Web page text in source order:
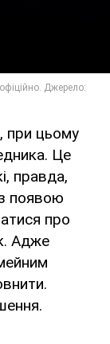
при цьому
Це
правда,
появою
про
Адже